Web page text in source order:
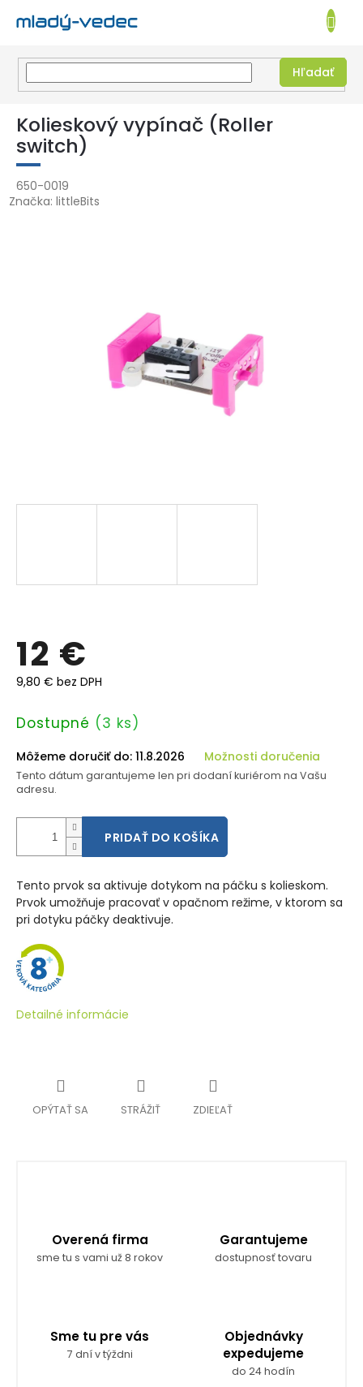
Prejsť
obsah
EUR
Hľadať
KOŠÍK
Kolieskový vypínač (Roller
switch)
650-0019
Značka: littleBits
12 €
9,80 € bez DPH
Jednotková
Dostupné (3 ks)
Môžeme doručiť do: 11.8.2026 Možnosti doručenia
Tento dátum garantujeme len pri dodaní kuriérom na Vašu
adresu.
PRIDAŤ DO KOŠÍKA
Tento prvok sa aktivuje dotykom na páčku s kolieskom.
Prvok umožňuje pracovať v opačnom režime, v ktorom sa
pri dotyku páčky deaktivuje.
Detailné informácie
OPÝTAŤ SA STRÁŽIŤ ZDIEĽAŤ
Overená firma
sme tu s vami už 8 rokov
Garantujeme
dostupnosť tovaru
Sme tu pre vás
7 dní v týždni
Objednávky
expedujeme
do 24 hodín